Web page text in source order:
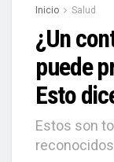
Inicio Salud
¿Un
puede
Esto
Estos son